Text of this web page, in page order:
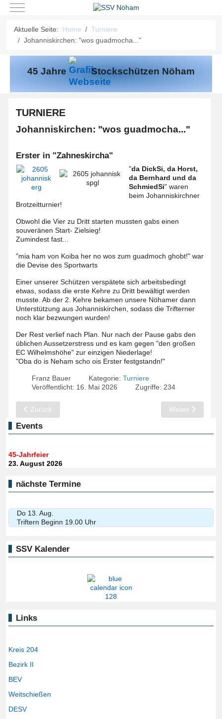
Mobile Menu Toggle
Aktuelle Seite: Home
Turniere
Johanniskirchen: "wos guadmocha..."
45 Jahre Stockschützen Nöham
TURNIERE
Johanniskirchen: "wos guadmocha..."
Erster in "Zahneskircha"
"da DickSi, da Horst,
da Bernhard und da
SchmiedSi" waren
beim Johanniskirchner
Brotzeitturnier!
Obwohl die Vier zu Dritt starten mussten gabs einen
souveränen Start- Zielsieg!
Zumindest fast...
"mia ham von Koiba her no wos zum guadmoch ghobt!" war
die Devise des Sportwarts
Einer unserer Schützen verspätete sich arbeitsbedingt
etwas, sodass die erste Kehre zu Dritt bewältigt werden
musste. Ab der 2. Kehre bekamen unsere Nöhamer dann
Unterstützung aus Johanniskirchen, sodass die Trifterner
noch klar bezwungen wurden!
Der Rest verlief nach Plan. Nur nach der Pause gabs den
üblichen Aussetzerstress und es kam gegen "den großen
EC Wilhelmshöhe" zur einzigen Niederlage!
"Oba do is Neham scho ois Erster festgstandn!"
Franz Bauer Kategorie: Turniere
Veröffentlicht: 16. Mai 2026
Zugriffe: 234
Vorheriger Beitrag: Mitterskirchen: "hauptsach Wacker..."
Zurück Nächster
Weiter
Events
45-Jahrfeier
23. August 2026
nächste Termine
Do 13. Aug.
Triftern Beginn 19.00 Uhr
SSV Kalender
Links
Kreis 204
Bezirk II
BEV
Weitschießen
DESV